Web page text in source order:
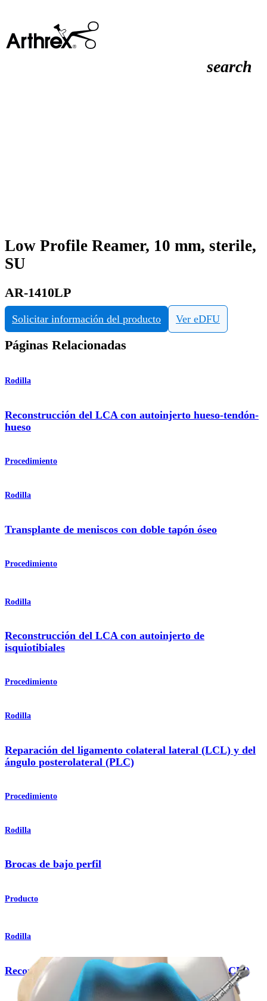
search
Low Profile Reamer, 10 mm, sterile,
SU
AR-1410LP
Solicitar información del producto Ver eDFU
Páginas Relacionadas
Rodilla
Reconstrucción del LCA con autoinjerto hueso-tendón-
hueso
Procedimiento
Rodilla
Transplante de meniscos con doble tapón óseo
Procedimiento
Rodilla
Reconstrucción del LCA con autoinjerto de
isquiotibiales
Procedimiento
Rodilla
Reparación del ligamento colateral lateral (LCL) y del
ángulo posterolateral (PLC)
Procedimiento
Rodilla
Brocas de bajo perfil
Producto
Rodilla
Reconstrucción de ligamento colateral medial (LCM)